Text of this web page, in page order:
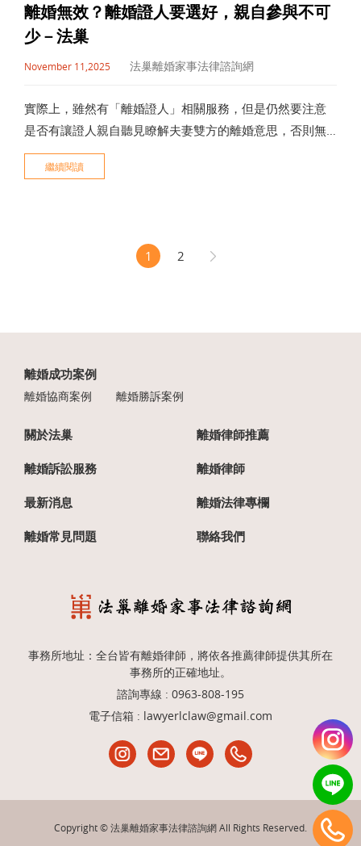
離婚無效？離婚證人要選好，親自參與不可
少－法巢
November 11,2025 法巢離婚家事法律諮詢網
實際上，雖然有「離婚證人」相關服務，但是仍然要注意
是否有讓證人親自聽見瞭解夫妻雙方的離婚意思，否則無
疑是白花費用，卻無法達到離婚之目的。另外，如證人僅
有聽聞夫妻一方有離婚意思，但沒有聽聞到另一方的離婚
繼續閱讀
1 2
離婚成功案例
離婚協商案例 離婚勝訴案例
關於法巢 離婚律師推薦
離婚訴訟服務 離婚律師
最新消息 離婚法律專欄
離婚常見問題 聯絡我們
事務所地址：全台皆有離婚律師，將依各推薦律師提供其所在
事務所的正確地址。
諮詢專線 : 0963-808-195
電子信箱 : lawyerlclaw@gmail.com
Copyright © 法巢離婚家事法律諮詢網 All Rights Reserved.